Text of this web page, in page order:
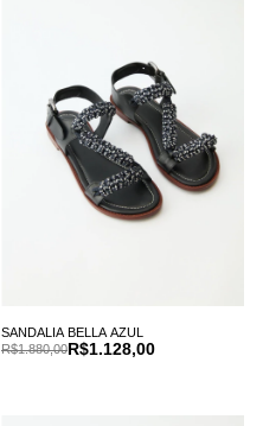
SANDALIA BELLA AZUL
R$1.128,00
R$1.880,00